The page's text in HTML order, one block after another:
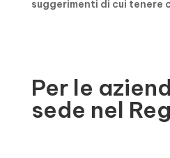
suggerimenti di cui tenere
Per le
sede nel